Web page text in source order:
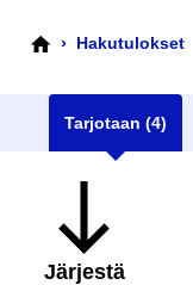
› Hakutulokset
Tarjotaan (4)
Järjestä